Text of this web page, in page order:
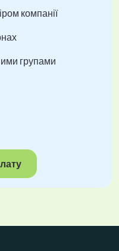
компанії
групами